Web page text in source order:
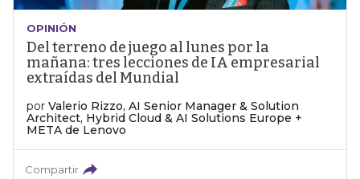
OPINIÓN
Del terreno de juego al lunes por la
mañana: tres lecciones de IA empresarial
extraídas del Mundial
por Valerio Rizzo, AI Senior Manager & Solution
Architect, Hybrid Cloud & AI Solutions Europe +
META de Lenovo
Compartir